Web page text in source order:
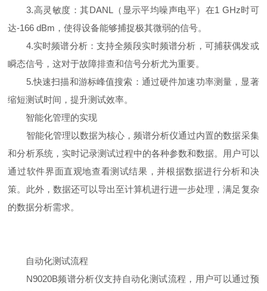
3.高灵敏度：其DANL（显示平均噪声电平）在1 GHz时可
达-166 dBm，使得设备能够捕捉极其微弱的信号。
4.实时频谱分析：支持全频段实时频谱分析，可捕获偶发或
瞬态信号，这对于故障排查和信号分析尤为重要。
5.快速扫描和游标峰值搜索：通过硬件加速功率测量，显著
缩短测试时间，提升测试效率。
智能化管理的实现
智能化管理以数据为核心，频谱分析仪通过内置的数据采集
和分析系统，实时记录测试过程中的各种参数和数据。用户可以
通过软件界面直观地查看测试结果，并根据数据进行分析和决
策。此外，数据还可以导出至计算机进行进一步处理，满足复杂
的数据分析需求。
自动化测试流程
N9020B频谱分析仪支持自动化测试流程，用户可以通过预